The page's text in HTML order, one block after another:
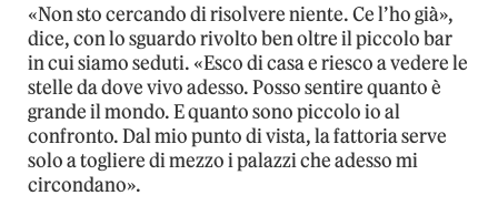
«Non sto cercando di risolvere niente. Ce l’ho già»,
dice, con lo sguardo rivolto ben oltre il piccolo bar
in cui siamo seduti. «Esco di casa e riesco a vedere le
stelle da dove vivo adesso. Posso sentire quanto è
grande il mondo. E quanto sono piccolo io al
confronto. Dal mio punto di vista, la fattoria serve
solo a togliere di mezzo i palazzi che adesso mi
circondano».